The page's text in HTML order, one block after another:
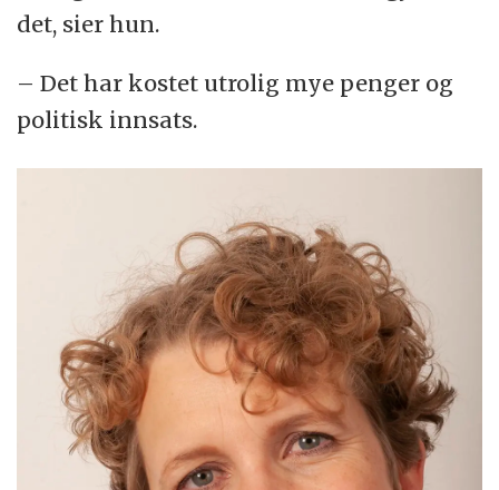
det, sier hun.
– Det har kostet utrolig mye penger og
politisk innsats.